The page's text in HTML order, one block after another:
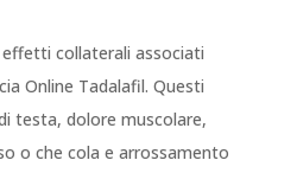
collaterali associati
Online Tadalafil. Questi
testa, dolore muscolare,
o che cola e arrossamento